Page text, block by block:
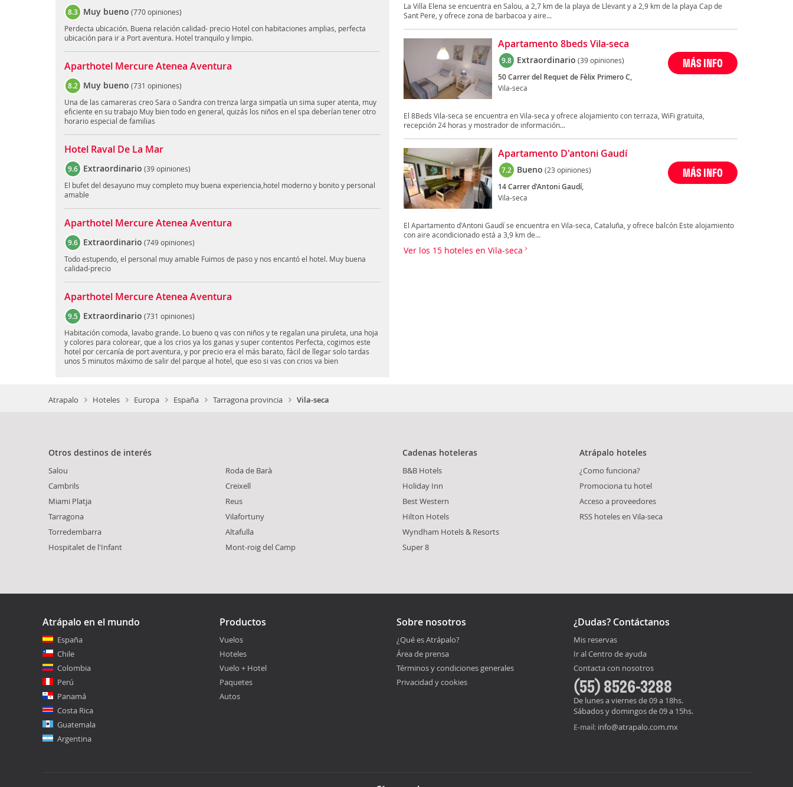
8.3 Muy bueno (770 opiniones)
Perdecta ubicación. Buena relación calidad- precio Hotel con habitaciones amplias, perfecta
ubicación para ir a Port aventura. Hotel tranquilo y limpio.
Aparthotel Mercure Atenea Aventura
8.2 Muy bueno (731 opiniones)
Una de las camareras creo Sara o Sandra con trenza larga simpatía un sima super atenta, muy
eficiente en su trabajo Muy bien todo en general, quizás los niños en el spa deberían tener otro
horario especial de familias
Hotel Raval De La Mar
9.6 Extraordinario (39 opiniones)
El bufet del desayuno muy completo muy buena experiencia,hotel moderno y bonito y personal
amable
Aparthotel Mercure Atenea Aventura
9.6 Extraordinario (749 opiniones)
Todo estupendo, el personal muy amable Fuimos de paso y nos encantó el hotel. Muy buena
calidad-precio
Aparthotel Mercure Atenea Aventura
9.5 Extraordinario (731 opiniones)
Habitación comoda, lavabo grande. Lo bueno q vas con niños y te regalan una piruleta, una hoja
y colores para colorear, que a los crios ya los ganas y super contentos Perfecta, cogimos este
hotel por cercanía de port aventura, y por precio era el más barato, fácil de llegar solo tardas
unos 5 minutos máximo de salir del parque al hotel, que eso si vas con crios va bien
La Villa Elena se encuentra en Salou, a 2,7 km de la playa de Llevant y a 2,9 km de la playa Cap de
Sant Pere, y ofrece zona de barbacoa y aire...
Apartamento 8beds Vila-seca
9.8 Extraordinario (39 opiniones)
50 Carrer del Requet de Fèlix Primero C,
Vila-seca
MÁS INFO
El 8Beds Vila-seca se encuentra en Vila-seca y ofrece alojamiento con terraza, WiFi gratuita,
recepción 24 horas y mostrador de información...
Apartamento D'antoni Gaudí
7.2 Bueno (23 opiniones)
14 Carrer d'Antoni Gaudí,
Vila-seca
MÁS INFO
El Apartamento d'Antoni Gaudí se encuentra en Vila-seca, Cataluña, y ofrece balcón Este alojamiento
con aire acondicionado está a 3,9 km de...
Ver los 15 hoteles en Vila-seca
Atrapalo Hoteles Europa España Tarragona provincia Vila-seca
Otros destinos de interés
Salou
Cambrils
Miami Platja
Tarragona
Torredembarra
Hospitalet de l'Infant
Roda de Barà
Creixell
Reus
Vilafortuny
Altafulla
Mont-roig del Camp
Cadenas hoteleras
B&B Hotels
Holiday Inn
Best Western
Hilton Hotels
Wyndham Hotels & Resorts
Super 8
Atrápalo hoteles
¿Como funciona?
Promociona tu hotel
Acceso a proveedores
RSS hoteles en Vila-seca
Atrápalo en el mundo
España
Chile
Colombia
Perú
Panamá
Costa Rica
Guatemala
Argentina
Productos
Vuelos
Hoteles
Vuelo + Hotel
Paquetes
Autos
Sobre nosotros
¿Qué es Atrápalo?
Área de prensa
Términos y condiciones generales
Privacidad y cookies
¿Dudas? Contáctanos
Mis reservas
Ir al Centro de ayuda
Contacta con nosotros
(55) 8526-3288
De lunes a viernes de 09 a 18hs.
Sábados y domingos de 09 a 15hs.
E-mail: info@atrapalo.com.mx